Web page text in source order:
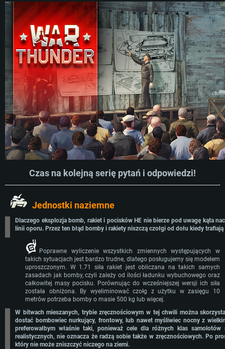
Czas na kolejną serię pytań i odpowiedzi!
Jednostki naziemne
Dlaczego eksplozja bomb, rakiet i pocisków HE nie bierze pod uwagę kąta
linii oporu. Przez ten błąd bomby i rakiety niszczą czołgi od dołu kiedy
Poprawne wyliczenie wszystkich zmiennych występujących w
takich sytuacjach jest bardzo trudne, dlatego posługujemy się modelem
uproszczonym. W 1.71 siła rakiet jest obliczana na takich samych
zasadach jak bomby, czyli zależy od ilości ładunku wybuchowego oraz
całkowitej masy pocisku. Porównując do wcześniejszej wersji ich siła
została obniżona. By wyeliminować czołg z użytku w zasięgu 10
metrów potrzeba bomby o masie 500 kg lub więcej.
W bitwach mieszanych, trybie zręcznościowym w tej chwili można
dostać bombowiec nurkujący, frontowy, lub nawet myśliwiec nocny z
preferowałbym właśnie taki, ponieważ cele dla różnych klas
realistycznych, nie oznacza że radzą sobie także w zręcznościowych. Po
który nie może zniszczyć niczego na ziemi.